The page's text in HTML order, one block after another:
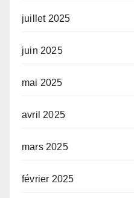
juillet 2025
juin 2025
mai 2025
avril 2025
mars 2025
février 2025